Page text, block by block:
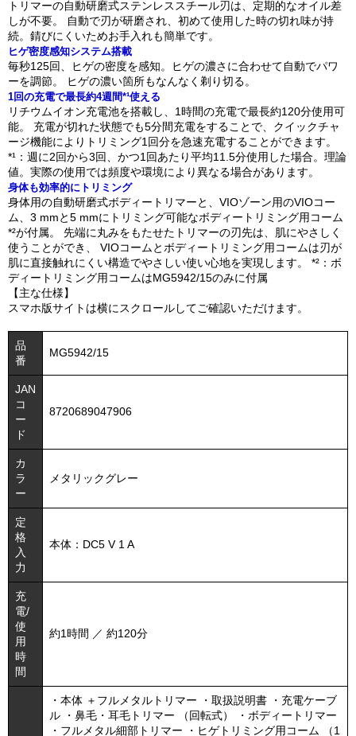
トリマーの自動研磨式ステンレススチール刃は、定期的なオイル差
しが不要。 自動で刃が研磨され、初めて使用した時の切れ味が持
続。錆びにくいためお手入れも簡単です。
ヒゲ密度感知システム搭載
毎秒125回、ヒゲの密度を感知。ヒゲの濃さに合わせて自動でパワ
ーを調節。 ヒゲの濃い箇所もなんなく剃り切る。
1回の充電で最長約4週間*¹使える
リチウムイオン充電池を搭載し、1時間の充電で最長約120分使用可
能。 充電が切れた状態でも5分間充電をすることで、クイックチャ
ージ機能によりトリミング1回分を急速充電することができます。
*¹：週に2回から3回、かつ1回あたり平均11.5分使用した場合。理論
値。実際の使用では頻度や環境により異なる場合があります。
身体も効率的にトリミング
身体用の自動研磨式ボディートリマーと、VIOゾーン用のVIOコー
ム、3 mmと5 mmにトリミング可能なボディートリミング用コーム
*²が付属。 先端に丸みをもたせたトリマーの刃先は、肌にやさしく
使うことができ、 VIOコームとボディートリミング用コームは刃が
肌に直接触れにくい構造でやさしい使い心地を実現します。 *²：ボ
ディートリミング用コームはMG5942/15のみに付属
【主な仕様】
スマホ版サイトは横にスクロールしてご確認いただけます。
品
番
MG5942/15
JAN
コ
ー
ド
8720689047906
カ
ラ
ー
メタリックグレー
定
格
入
力
本体：DC5 V 1 A
充
電/
使
用
時
間
約1時間 ／ 約120分
・本体 ＋フルメタルトリマー ・取扱説明書 ・充電ケーブ
ル ・鼻毛・耳毛トリマー （回転式） ・ボディートリマー
・フルメタル細部トリマー ・ヒゲトリミング用コーム （1